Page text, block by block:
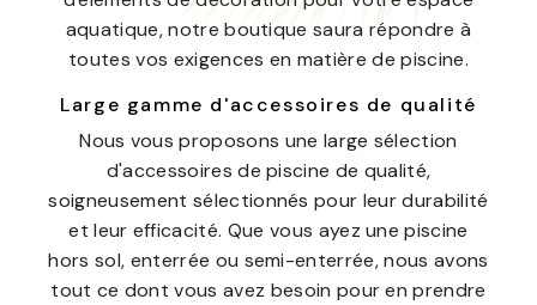
aquatique, notre boutique saura répondre à
toutes vos exigences en matière de piscine.
Large gamme d'accessoires de qualité
Nous vous proposons une large sélection
d'accessoires de piscine de qualité,
soigneusement sélectionnés pour leur durabilité
et leur efficacité. Que vous ayez une piscine
hors sol, enterrée ou semi-enterrée, nous avons
tout ce dont vous avez besoin pour en prendre